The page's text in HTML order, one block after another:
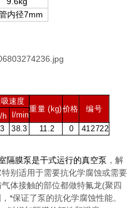
内径7mm
速度
重量 (kg)价格 编号
/h
l/min
38.3 11.2 0 412722
膜泵是干式运行的真空泵 ，解
别适用于需要抗化学腐蚀或需要
体接触的部位都做特氟龙(聚四
*保证了泵的抗化学腐蚀性能。